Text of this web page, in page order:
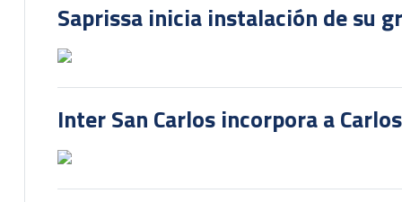
Saprissa inicia instalación de su
Inter San Carlos incorpora a